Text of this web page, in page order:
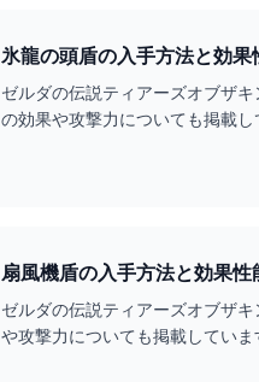
氷龍の頭盾の入手方法と効果
ゼルダの伝説ティアーズオブザ
の効果や攻撃力についても掲載し
扇風機盾の入手方法と効果性
ゼルダの伝説ティアーズオブザ
や攻撃力についても掲載していま